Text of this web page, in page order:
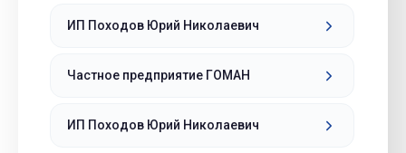
ИП Походов Юрий Николаевич
Частное предприятие ГОМАН
ИП Походов Юрий Николаевич